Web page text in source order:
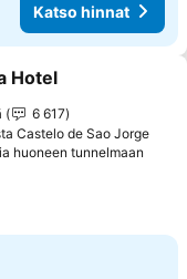
Katso hinnat
Hotel
6 617
Castelo de Sao Jorge
huoneen tunnelmaan